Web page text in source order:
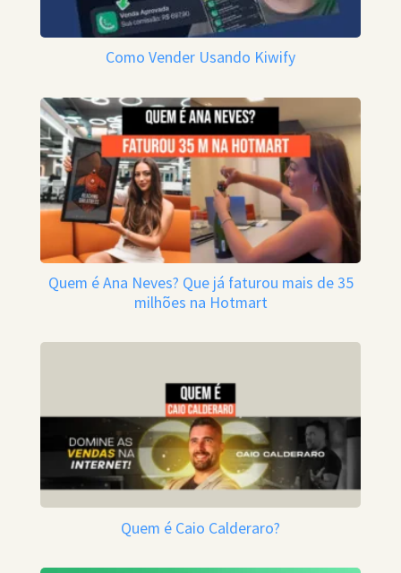
Como Vender Usando Kiwify
Quem é Ana Neves? Que já faturou mais de 35
milhões na Hotmart
Quem é Caio Calderaro?